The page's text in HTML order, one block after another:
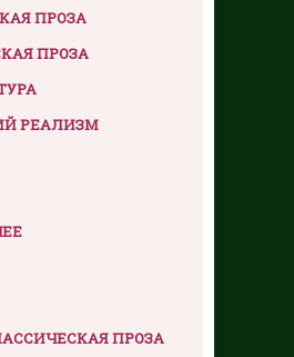
ПРОЗА
ПРОЗА
РЕАЛИЗМ
ПРОЗА